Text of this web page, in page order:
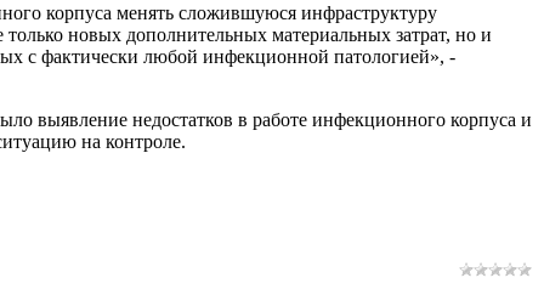
корпуса менять сложившуюся инфраструктуру
новых дополнительных материальных затрат, но и
с фактически любой инфекционной патологией», -
выявление недостатков в работе инфекционного корпуса и
на контроле.